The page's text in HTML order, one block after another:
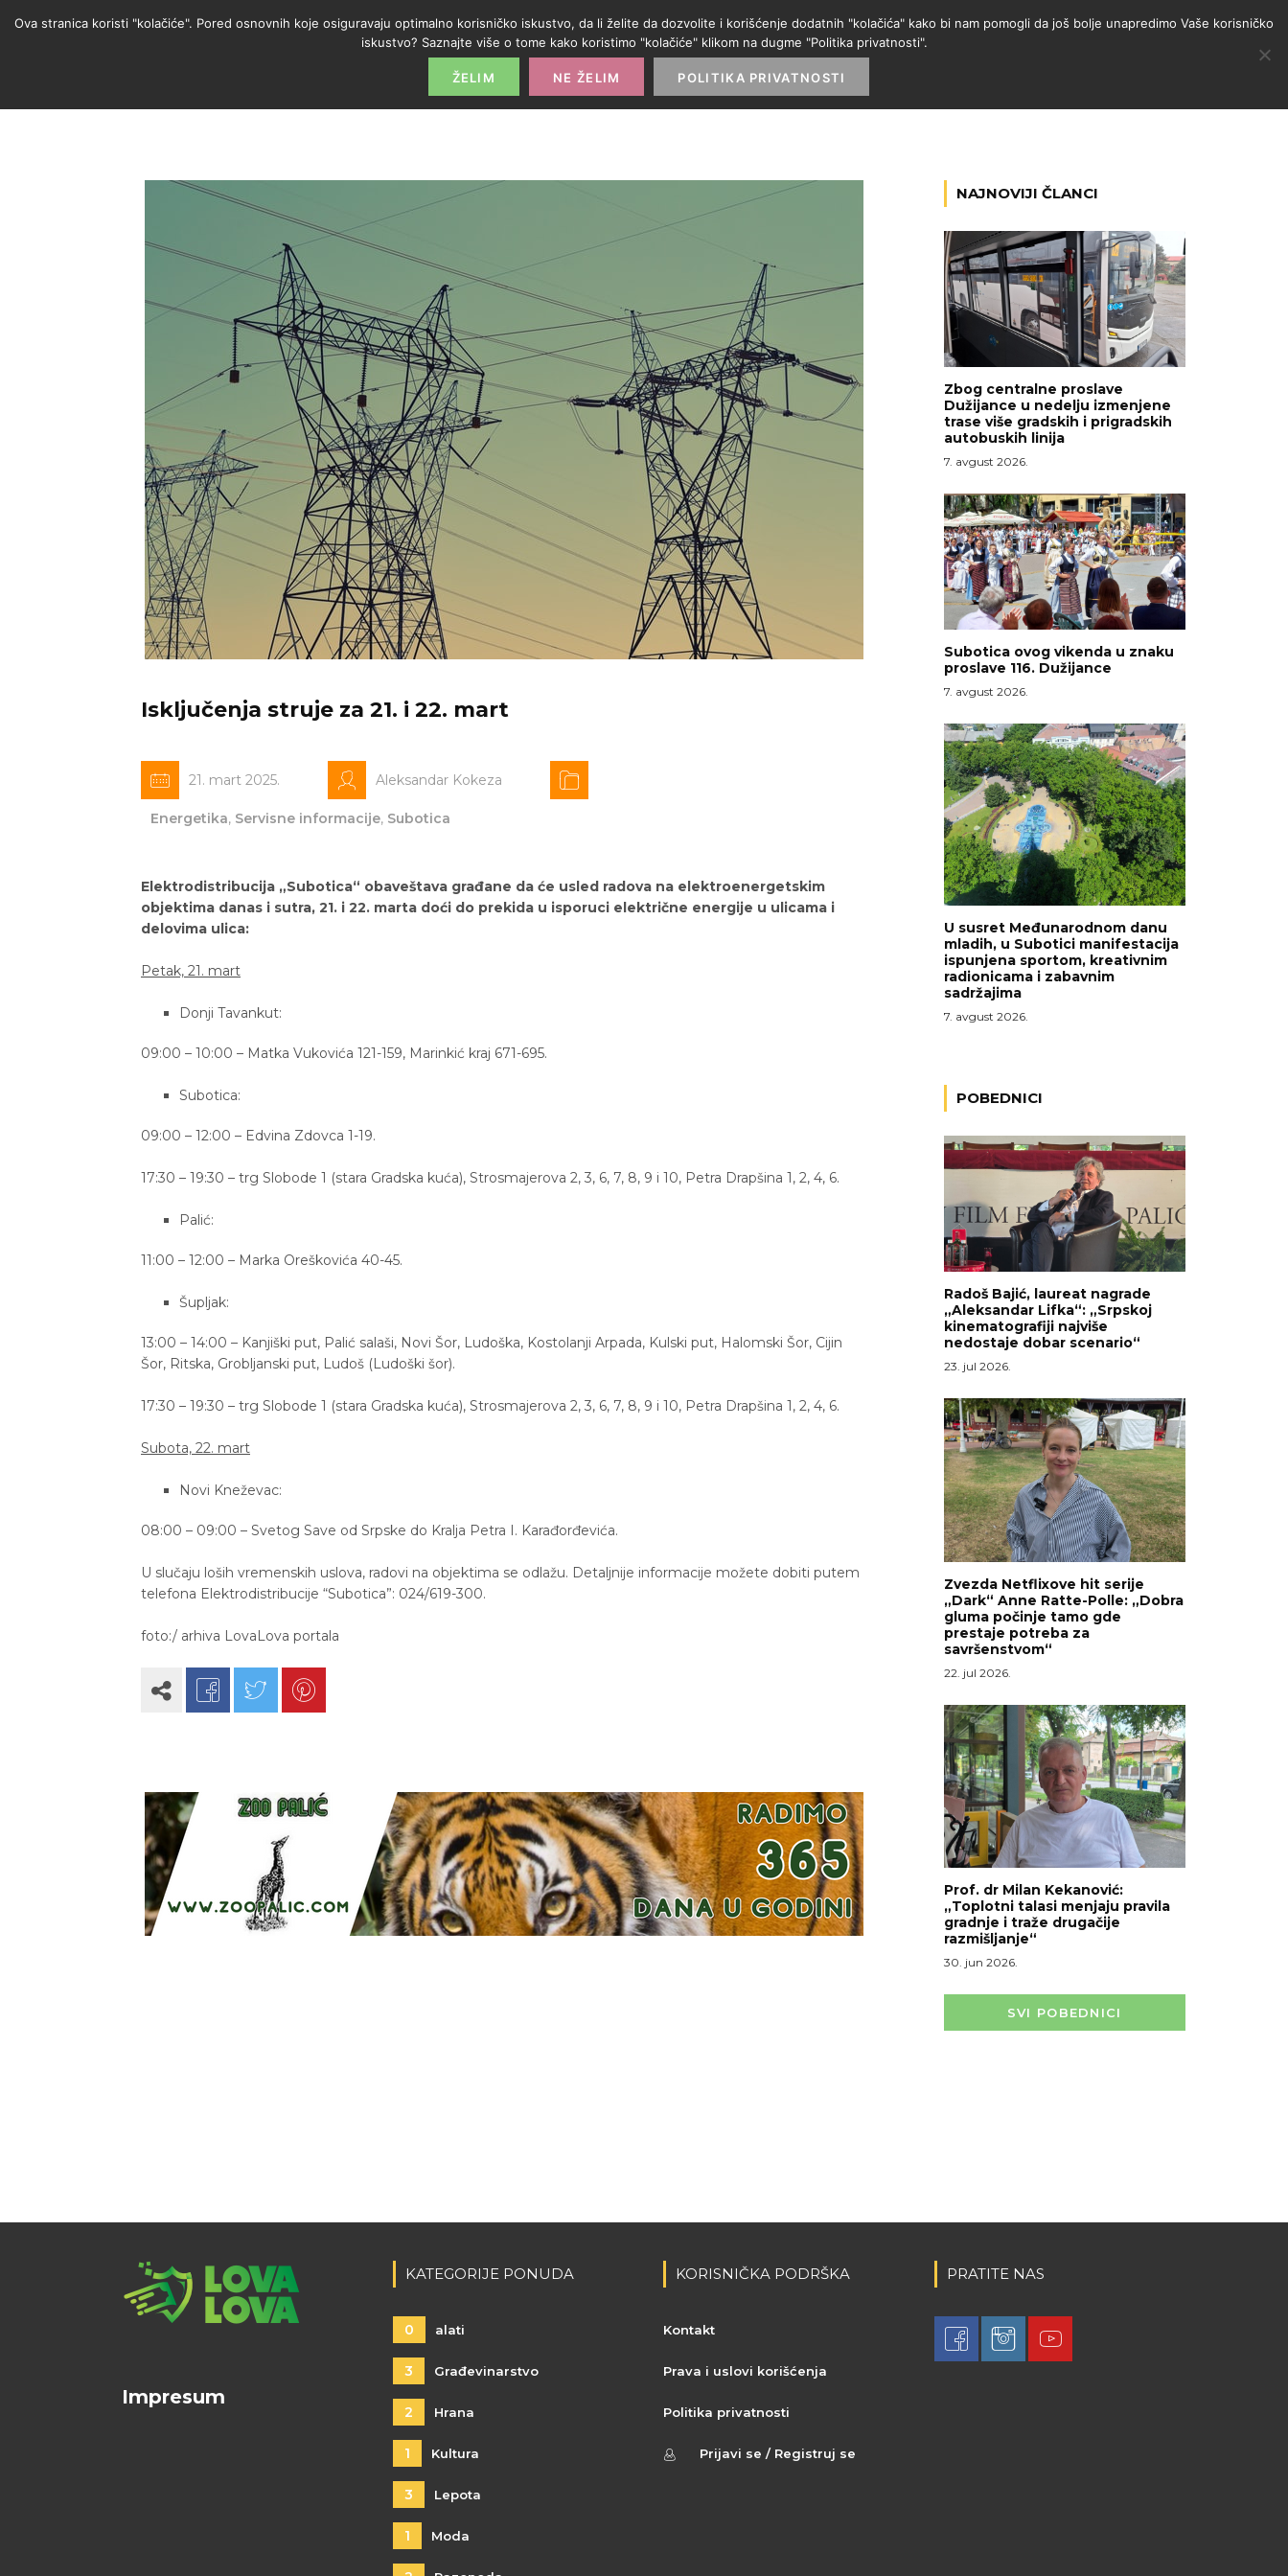
POČETNA PROMO IZLOG PARTNERI KATEGORIJE
Isključenja struje za 21. i 22. mart
21. mart 2025. Aleksandar Kokeza
Energetika, Servisne informacije, Subotica
Elektrodistribucija „Subotica“ obaveštava građane da će usled radova na elektroenergetskim
objektima danas i sutra, 21. i 22. marta doći do prekida u isporuci električne energije u ulicama i
delovima ulica:
Petak, 21. mart
Donji Tavankut:
09:00 – 10:00 – Matka Vukovića 121-159, Marinkić kraj 671-695.
Subotica:
09:00 – 12:00 – Edvina Zdovca 1-19.
17:30 – 19:30 – trg Slobode 1 (stara Gradska kuća), Strosmajerova 2, 3, 6, 7, 8, 9 i 10, Petra Drapšina 1, 2, 4, 6.
Palić:
11:00 – 12:00 – Marka Oreškovića 40-45.
Šupljak:
13:00 – 14:00 – Kanjiški put, Palić salaši, Novi Šor, Ludoška, Kostolanji Arpada, Kulski put, Halomski Šor, Cijin
Šor, Ritska, Grobljanski put, Ludoš (Ludoški šor).
17:30 – 19:30 – trg Slobode 1 (stara Gradska kuća), Strosmajerova 2, 3, 6, 7, 8, 9 i 10, Petra Drapšina 1, 2, 4, 6.
Subota, 22. mart
Novi Kneževac:
08:00 – 09:00 – Svetog Save od Srpske do Kralja Petra I. Karađorđevića.
U slučaju loših vremenskih uslova, radovi na objektima se odlažu. Detaljnije informacije možete dobiti putem
telefona Elektrodistribucije “Subotica”: 024/619-300.
foto:/ arhiva LovaLova portala
NAJNOVIJI ČLANCI
Zbog centralne proslave
Dužijance u nedelju izmenjene
trase više gradskih i prigradskih
autobuskih linija
7. avgust 2026.
Subotica ovog vikenda u znaku
proslave 116. Dužijance
7. avgust 2026.
U susret Međunarodnom danu
mladih, u Subotici manifestacija
ispunjena sportom, kreativnim
radionicama i zabavnim
sadržajima
7. avgust 2026.
POBEDNICI
Radoš Bajić, laureat nagrade
„Aleksandar Lifka“: „Srpskoj
kinematografiji najviše
nedostaje dobar scenario“
23. jul 2026.
Zvezda Netflixove hit serije
„Dark“ Anne Ratte-Polle: „Dobra
gluma počinje tamo gde
prestaje potreba za
savršenstvom“
22. jul 2026.
Prof. dr Milan Kekanović:
„Toplotni talasi menjaju pravila
gradnje i traže drugačije
razmišljanje“
30. jun 2026.
SVI POBEDNICI
Impresum
KATEGORIJE PONUDA
0 alati
3 Građevinarstvo
2 Hrana
1 Kultura
3 Lepota
1 Moda
KORISNIČKA PODRŠKA
Kontakt
Prava i uslovi korišćenja
Politika privatnosti
Prijavi se / Registruj se
PRATITE NAS
Ova stranica koristi "kolačiće". Pored osnovnih koje osiguravaju optimalno korisničko iskustvo, da li želite da dozvolite i korišćenje dodatnih "kolačića" kako bi nam pomogli da još bolje unapredimo Vaše korisničko
iskustvo? Saznajte više o tome kako koristimo "kolačiće" klikom na dugme "Politika privatnosti".
ŽELIM NE ŽELIM POLITIKA PRIVATNOSTI